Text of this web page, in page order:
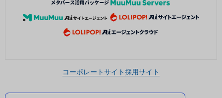
コーポレートサイト採用サイト